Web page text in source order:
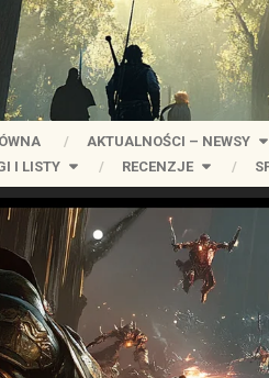
AKTUALNOŚCI – NEWSY
I LISTY
RECENZJE